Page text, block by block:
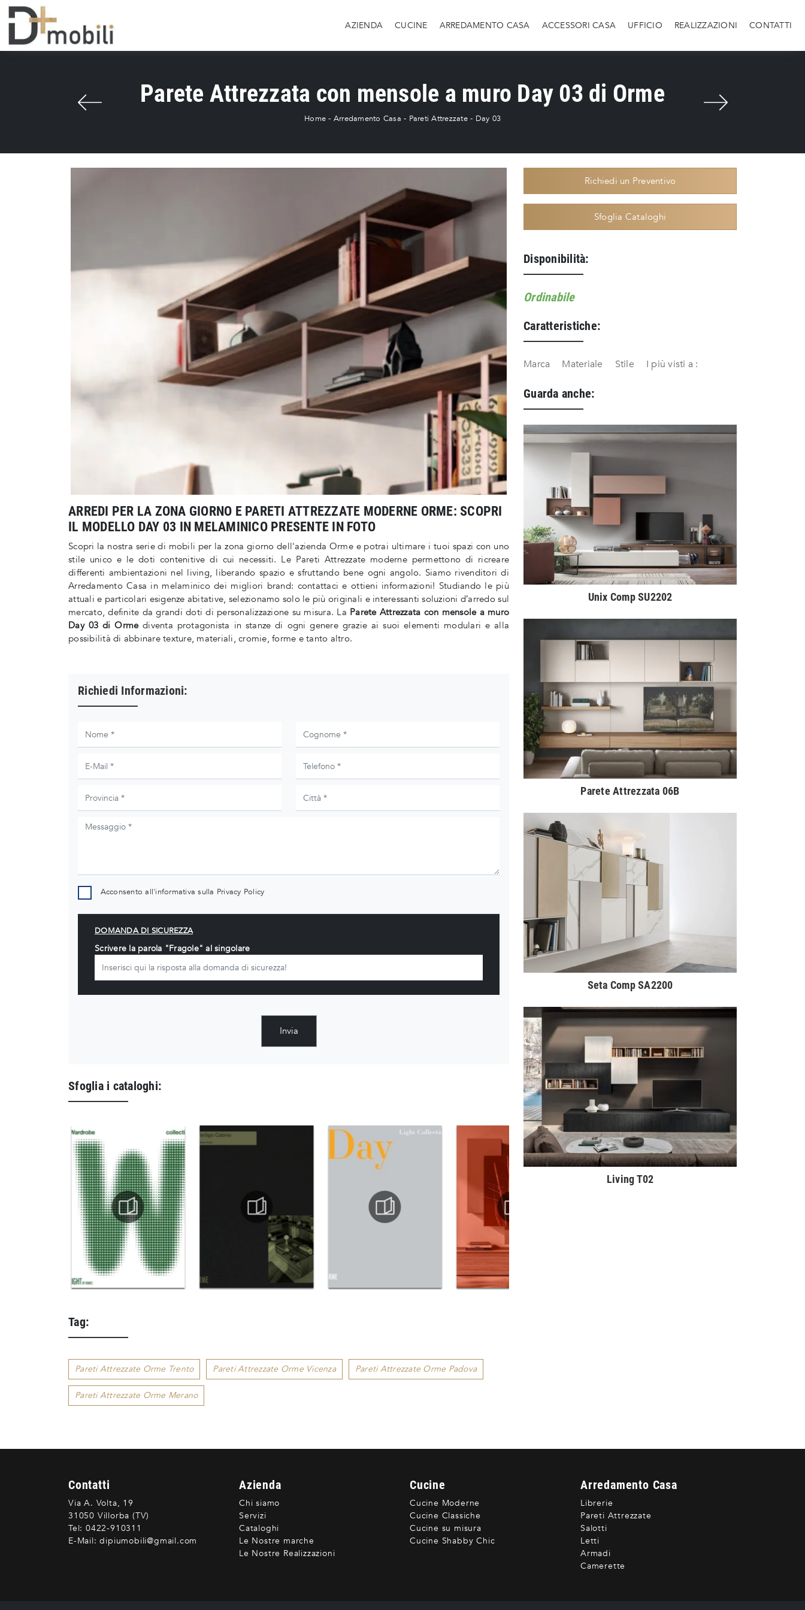
AZIENDA CUCINE ARREDAMENTO CASA ACCESSORI CASA UFFICIO REALIZZAZIONI CONTATTI
Parete Attrezzata con mensole a muro Day 03 di Orme
Home - Arredamento Casa - Pareti Attrezzate - Day 03
ARREDI PER LA ZONA GIORNO E PARETI ATTREZZATE MODERNE ORME: SCOPRI
IL MODELLO DAY 03 IN MELAMINICO PRESENTE IN FOTO
Scopri la nostra serie di mobili per la zona giorno dell'azienda Orme e potrai ultimare i tuoi spazi con uno
stile unico e le doti contenitive di cui necessiti. Le Pareti Attrezzate moderne permettono di ricreare
differenti ambientazioni nel living, liberando spazio e sfruttando bene ogni angolo. Siamo rivenditori di
Arredamento Casa in melaminico dei migliori brand: contattaci e ottieni informazioni! Studiando le più
attuali e particolari esigenze abitative, selezionamo solo le più originali e interessanti soluzioni d’arredo sul
mercato, definite da grandi doti di personalizzazione su misura. La Parete Attrezzata con mensole a muro
Day 03 di Ormediventa protagonista in stanze di ogni genere grazie ai suoi elementi modulari e alla
possibilità di abbinare texture, materiali, cromie, forme e tanto altro.
Richiedi Informazioni:
Acconsento all'informativa sulla Privacy Policy
DOMANDA DI SICUREZZA
Scrivere la parola "Fragole" al singolare
Invia
Sfoglia i cataloghi:
Tag:
Pareti Attrezzate Orme Trento Pareti Attrezzate Orme Vicenza Pareti Attrezzate Orme Padova
Pareti Attrezzate Orme Merano
Richiedi un Preventivo
Sfoglia Cataloghi
Disponibilità:
Ordinabile
Caratteristiche:
Marca Materiale Stile I più visti a :
Guarda anche:
Unix Comp SU2202
Parete Attrezzata 06B
Seta Comp SA2200
Living T02
Contatti
Via A. Volta, 19
31050 Villorba (TV)
Tel: 0422-910311
E-Mail: dipiumobili@gmail.com
Azienda
Chi siamo
Servizi
Cataloghi
Le Nostre marche
Le Nostre Realizzazioni
Cucine
Cucine Moderne
Cucine Classiche
Cucine su misura
Cucine Shabby Chic
Arredamento Casa
Librerie
Pareti Attrezzate
Salotti
Letti
Armadi
Camerette